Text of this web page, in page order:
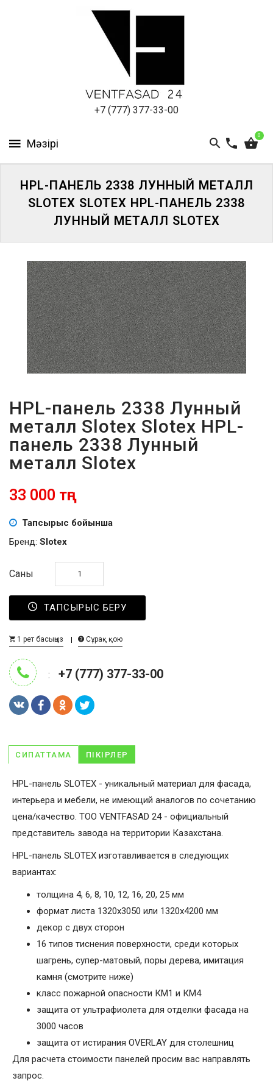
+7 (777) 377-33-00
0
ПАНЕЛИ
КІРІҢІЗ
ПАРОЛЬДІ
ҰМЫТТЫҢЫЗ
БА?
HPL-ПАНЕЛЬ 2338 ЛУННЫЙ МЕТАЛЛ
SLOTEX SLOTEX HPL-ПАНЕЛЬ 2338
ЛУННЫЙ МЕТАЛЛ SLOTEX
HPL-панель 2338 Лунный
металл Slotex Slotex HPL-
панель 2338 Лунный
металл Slotex
33 000 тңг
Тапсырыс бойынша
Бренд: Slotex
Саны
ТАПСЫРЫС БЕРУ
1 рет басыңыз Сұрақ қою
: +7 (777) 377-33-00
СИПАТТАМА ПІКІРЛЕР
HPL-панель SLOTEX - уникальный материал для фасада,
интерьера и мебели, не имеющий аналогов по сочетанию
цена/качество. ТОО VENTFASAD 24 - официальный
представитель завода на территории Казахстана.
HPL-панель SLOTEX изготавливается в следующих
вариантах:
толщина 4, 6, 8, 10, 12, 16, 20, 25 мм
формат листа 1320х3050 или 1320х4200 мм
декор с двух сторон
16 типов тиснения поверхности, среди которых
шагрень, супер-матовый, поры дерева, имитация
камня (смотрите ниже)
класс пожарной опасности КМ1 и КМ4
защита от ультрафиолета для отделки фасада на
3000 часов
защита от истирания OVERLAY для столешниц
Для расчета стоимости панелей просим вас направлять
запрос.